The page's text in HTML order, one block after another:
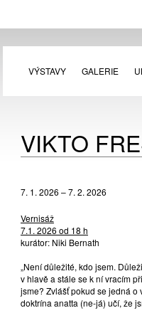
VÝSTAVY GALERIE
VIKTO
7. 1. 2026 – 7. 2. 2026
Vernisáž
7.1. 2026 od 18 h
kurátor: Niki Bernath
„Není důležité, kdo jsem.
v hlavě a stále se k ní vracím
jsme? Zvlášť pokud se jedná o
doktrína anatta (ne-já) učí, že